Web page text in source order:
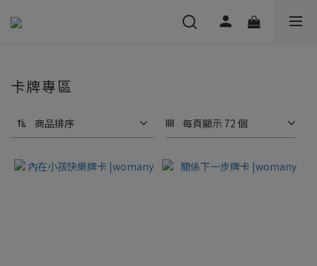
卡牌專區
商品排序 每頁顯示 72 個